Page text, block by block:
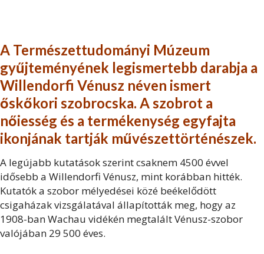
A Természettudományi Múzeum
gyűjteményének legismertebb darabja a
Willendorfi Vénusz néven ismert
őskőkori szobrocska. A szobrot a
nőiesség és a termékenység egyfajta
ikonjának tartják művészettörténészek.
A legújabb kutatások szerint csaknem 4500 évvel
idősebb a Willendorfi Vénusz, mint korábban hitték.
Kutatók a szobor mélyedései közé beékelődött
csigaházak vizsgálatával állapították meg, hogy az
1908-ban Wachau vidékén megtalált Vénusz-szobor
valójában 29 500 éves.